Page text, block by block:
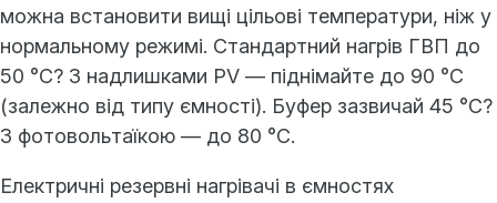
можна встановити вищі цільові температури, ніж у
нормальному режимі. Стандартний нагрів ГВП до
50 °C? З надлишками PV — піднімайте до 90 °C
(залежно від типу ємності). Буфер зазвичай 45 °C?
З фотовольтаїкою — до 80 °C.
Електричні резервні нагрівачі в ємностях